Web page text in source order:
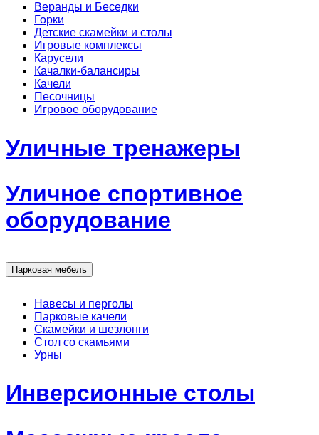
Веранды и Беседки
Горки
Детские скамейки и столы
Игровые комплексы
Карусели
Качалки-балансиры
Качели
Песочницы
Игровое оборудование
Уличные тренажеры
Уличное спортивное
оборудование
Парковая мебель
Навесы и перголы
Парковые качели
Скамейки и шезлонги
Стол со скамьями
Урны
Инверсионные столы